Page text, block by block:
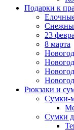
Подарки к
23
8 марта
Рюкзаки и
Сумки-
Сумки